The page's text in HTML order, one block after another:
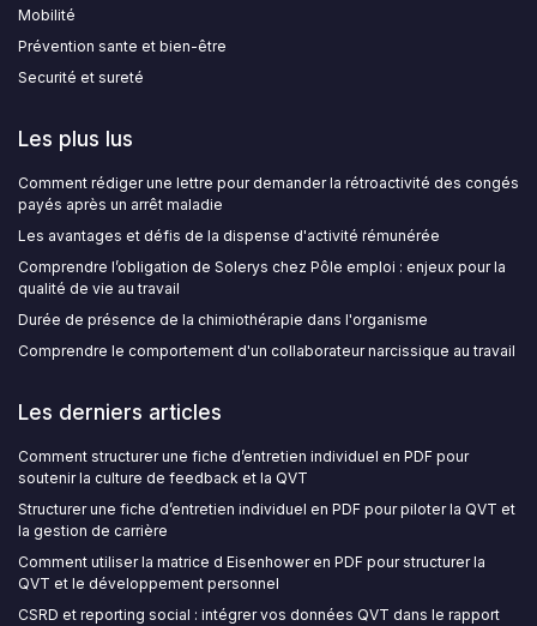
Mobilité
Prévention sante et bien-être
Securité et sureté
Les plus lus
Comment rédiger une lettre pour demander la rétroactivité des congés
payés après un arrêt maladie
Les avantages et défis de la dispense d'activité rémunérée
Comprendre l’obligation de Solerys chez Pôle emploi : enjeux pour la
qualité de vie au travail
Durée de présence de la chimiothérapie dans l'organisme
Comprendre le comportement d'un collaborateur narcissique au travail
Les derniers articles
Comment structurer une fiche d’entretien individuel en PDF pour
soutenir la culture de feedback et la QVT
Structurer une fiche d’entretien individuel en PDF pour piloter la QVT et
la gestion de carrière
Comment utiliser la matrice d Eisenhower en PDF pour structurer la
QVT et le développement personnel
CSRD et reporting social : intégrer vos données QVT dans le rapport